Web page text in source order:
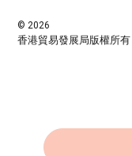
© 2026
香港貿易發展局版權所